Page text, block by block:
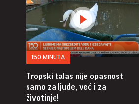
150 MINUTA
Tropski talas nije opasnost
samo za ljude, već i za
životinje!